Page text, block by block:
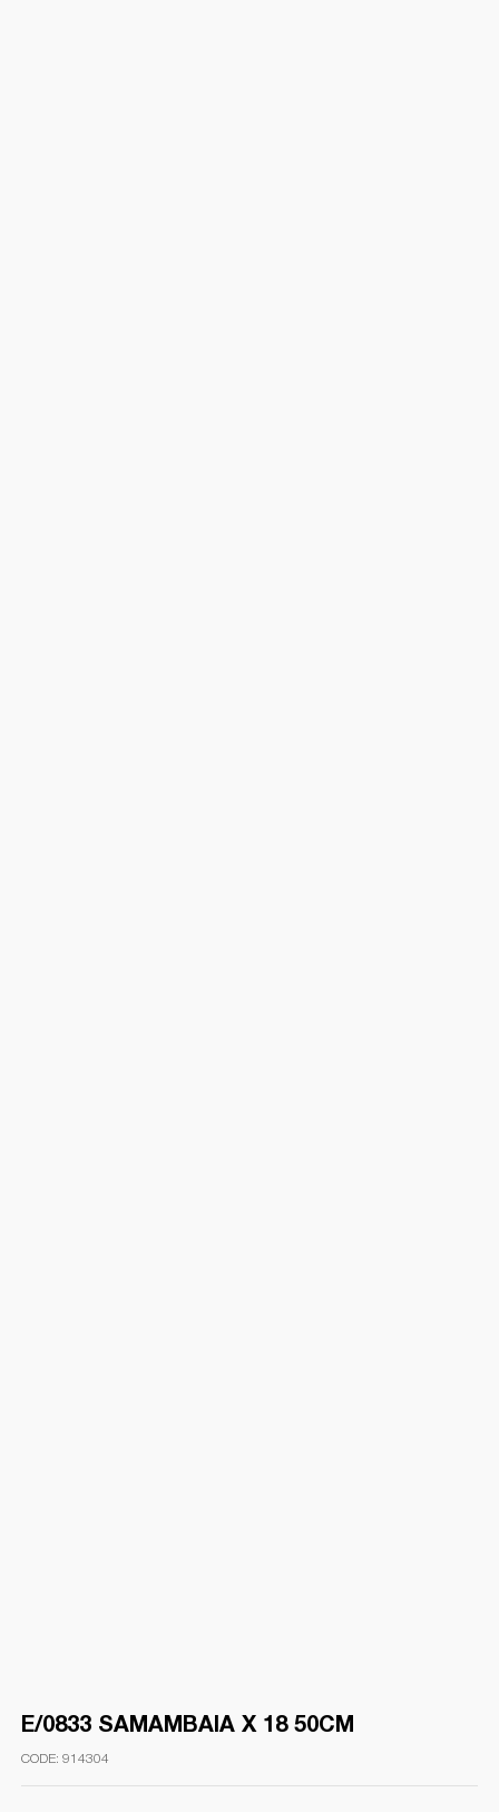
E/0833 SAMAMBAIA X 18 50CM
914304